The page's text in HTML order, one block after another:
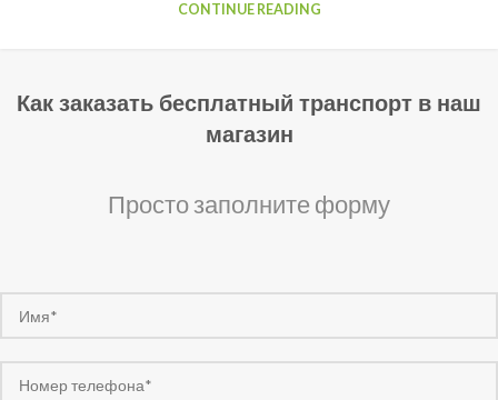
CONTINUE READING
Как заказать бесплатный транспорт в наш
магазин
Просто заполните форму